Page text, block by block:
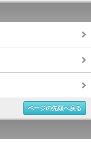
ページの先頭へ戻る